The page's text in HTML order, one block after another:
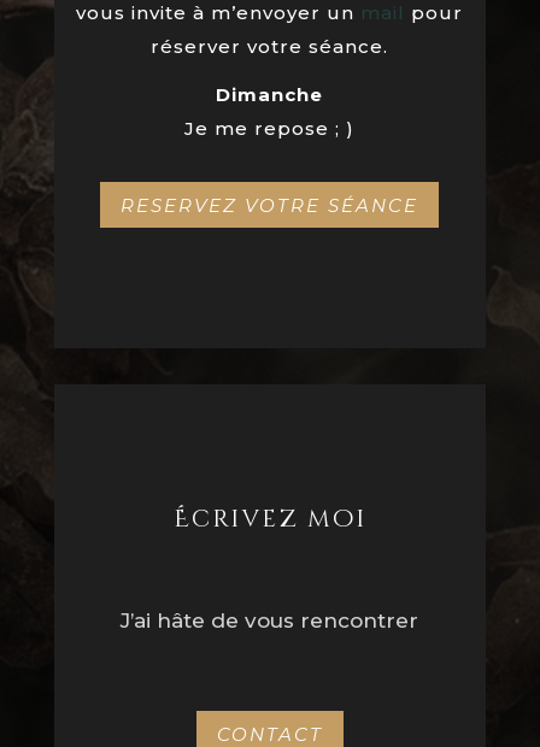
vous invite à m’envoyer un mail pour
réserver votre séance.
Dimanche
Je me repose ; )
RESERVEZ VOTRE SÉANCE
Écrivez moi
J’ai hâte de vous rencontrer
CONTACT